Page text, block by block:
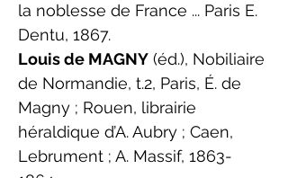
la noblesse de France ... Paris E.
Dentu, 1867.
Louis de MAGNY (éd.), Nobiliaire
de Normandie, t.2, Paris, É. de
Magny ; Rouen, librairie
héraldique d’A. Aubry ; Caen,
Lebrument ; A. Massif, 1863-